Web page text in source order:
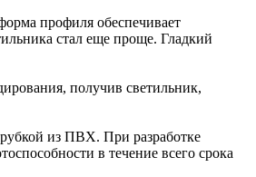
профиля обеспечивает
стал еще проще. Гладкий
получив светильник,
из ПВХ. При разработке
в течение всего срока